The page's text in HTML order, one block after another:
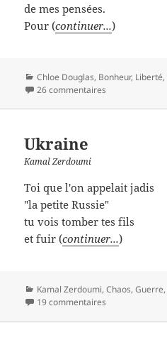
de mes pensées.
Pour (continuer...)
Catégories
Chloe Douglas, Bonheur, Liberté,
26 commentaires
Ukraine
Kamal Zerdoumi
Toi que l'on appelait jadis
"la petite Russie"
tu vois tomber tes fils
et fuir (continuer...)
Catégories
Kamal Zerdoumi,Chaos,Guerre,
19 commentaires